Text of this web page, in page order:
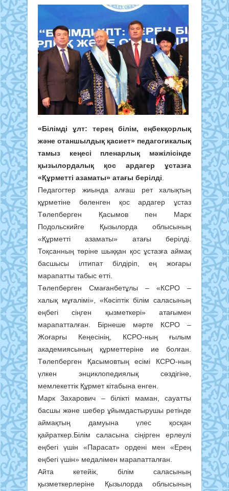
«Білімді ұлт: терең білім, еңбекқорлық
және отаншылдық қасиет» педагогикалық
тамыз кеңесі пленарлық мәжілісінде
қызылордалық қос ардагер ұстазға
«Құрметті азаматы» атағы берілді
Педагогтер жиында алғаш рет халықтың
құрметіне бөленген қос ардагер ұстаз
Төлепберген Қасымов пен Марк
Подольскийге Қызылорда облысының
«Құрметті азаматы» атағы берілді.
Тоқсанның төріне шыққан қос ұстазға аймақ
басшысы ілтипат білдіріп, ең жоғары
марапатты табыс етті.
Төлепберген Смағанбетұлы – «КСРО –
халық мұғалімі», «Кәсіптік білім саласының
еңбегі сіңген қызметкері» атағымен
марапатталған. Бірнеше мәрте КСРО –
Жоғарғы Кеңесінің, КСРО-ның ғылым
академиясының құрметтеріне ие болған.
Төлепберген Қасымовтың есімі КСРО-ның
үлкен энциклопедиялық сөздігіне,
мемлекеттік Құрмет кітабына енген.
Марк Захарович – білікті маман, сауатты
басшы және шебер ұйымдастырушы ретінде
аймақтың дамуына үлес қосқан
қайраткер.Білім саласына сіңірген ерлеулі
еңбегі үшін «Парасат» ордені мен «Ерең
еңбегі үшін» медалімен марапатталған.
Айта кетейік, білім саласының
қызметкерлеріне Қызылорда облысының